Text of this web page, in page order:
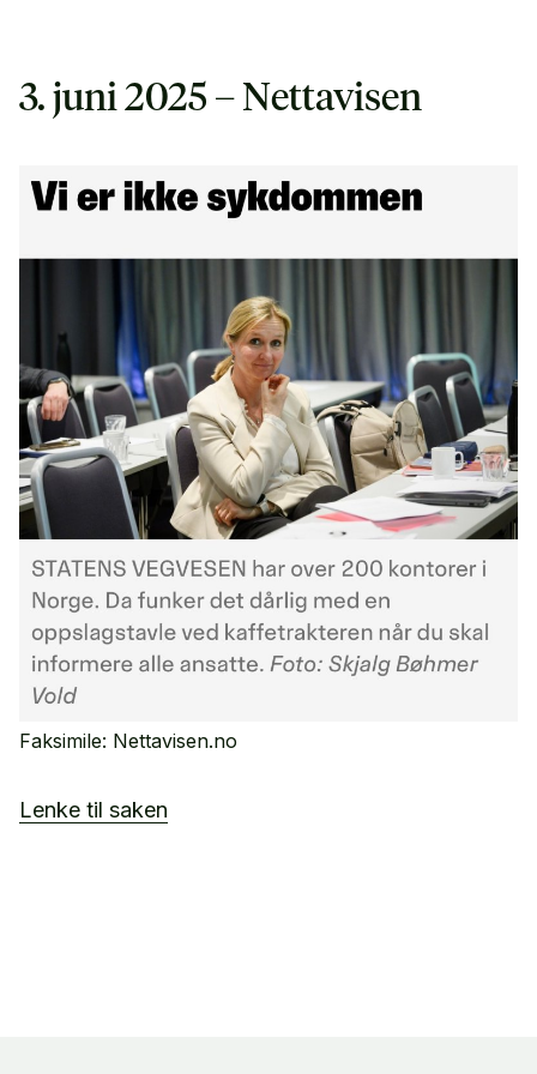
3. juni 2025 – Nettavisen
Faksimile: Nettavisen.no
Lenke til saken